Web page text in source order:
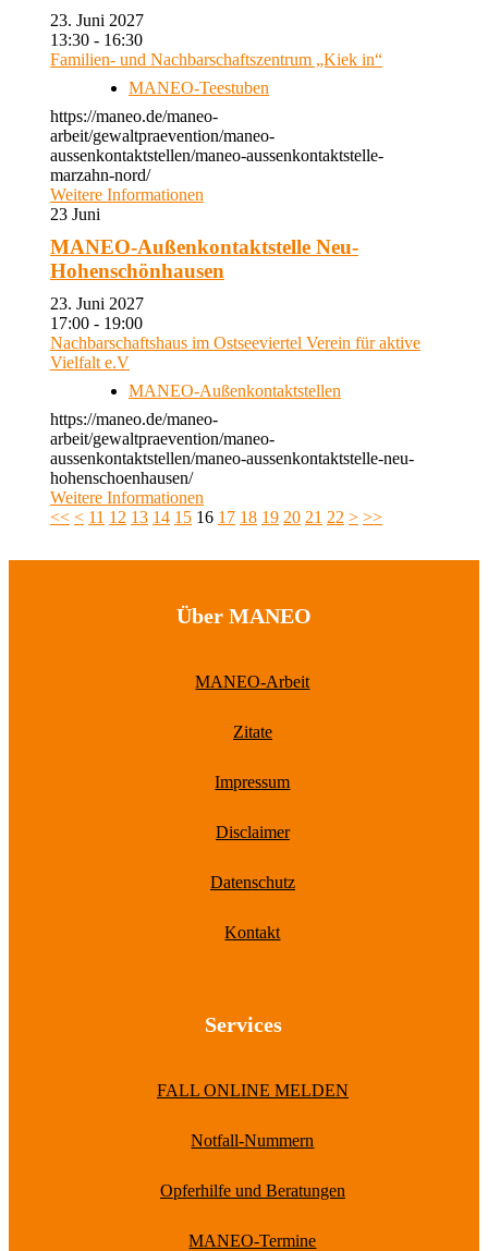
23. Juni 2027
13:30 - 16:30
Familien- und Nachbarschaftszentrum „Kiek in“
MANEO-Teestuben
https://maneo.de/maneo-
arbeit/gewaltpraevention/maneo-
aussenkontaktstellen/maneo-aussenkontaktstelle-
marzahn-nord/
Weitere Informationen
23 Juni
MANEO-Außenkontaktstelle Neu-
Hohenschönhausen
23. Juni 2027
17:00 - 19:00
Nachbarschaftshaus im Ostseeviertel Verein für aktive
Vielfalt e.V
MANEO-Außenkontaktstellen
https://maneo.de/maneo-
arbeit/gewaltpraevention/maneo-
aussenkontaktstellen/maneo-aussenkontaktstelle-neu-
hohenschoenhausen/
Weitere Informationen
<< < 11 12 13 14 15 16 17 18 19 20 21 22 > >>
Über MANEO
MANEO-Arbeit
Zitate
Impressum
Disclaimer
Datenschutz
Kontakt
Services
FALL ONLINE MELDEN
Notfall-Nummern
Opferhilfe und Beratungen
MANEO-Termine